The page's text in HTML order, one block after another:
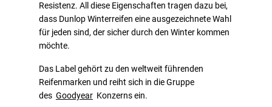
Resistenz. All diese Eigenschaften tragen dazu bei,
dass Dunlop Winterreifen eine ausgezeichnete Wahl
für jeden sind, der sicher durch den Winter kommen
möchte.
Das Label gehört zu den weltweit führenden
Reifenmarken und reiht sich in die Gruppe
des Goodyear Konzerns ein.